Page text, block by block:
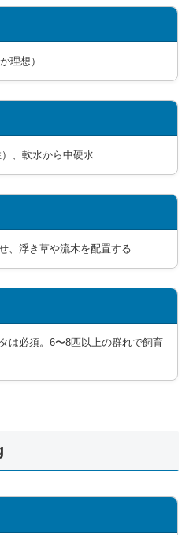
理想）
、軟水から中硬水
、浮き草や流木を配置する
は必須。6〜8匹以上の群れで飼育